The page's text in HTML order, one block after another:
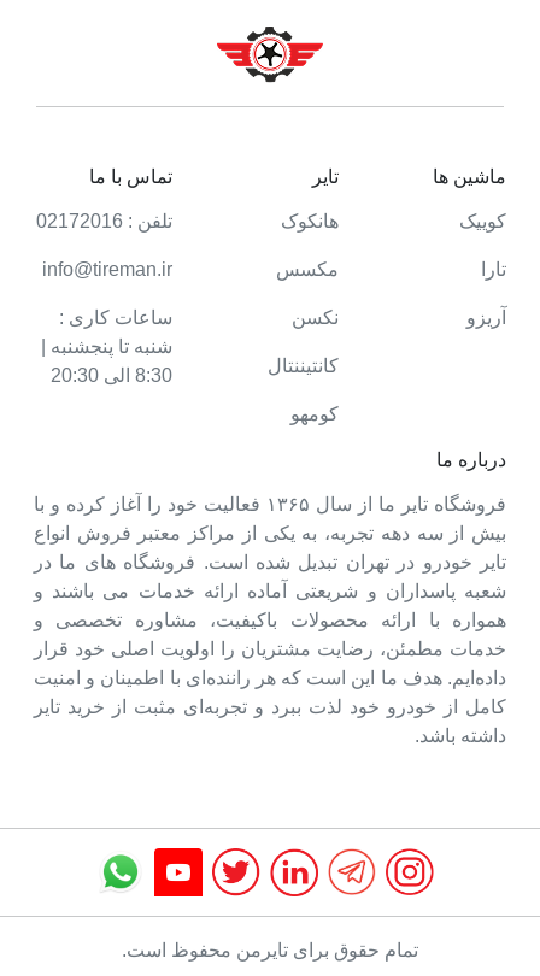
درباره ما
فروشگاه تایر ما از سال ۱۳۶۵ فعالیت خود را آغاز کرده و با
بیش از سه دهه تجربه، به یکی از مراکز معتبر فروش انواع
تایر خودرو در تهران تبدیل شده است. فروشگاه های ما در
شعبه پاسداران و شریعتی آماده ارائه خدمات می باشند و
همواره با ارائه محصولات باکیفیت، مشاوره تخصصی و
خدمات مطمئن، رضایت مشتریان را اولویت اصلی خود قرار
داده‌ایم. هدف ما این است که هر راننده‌ای با اطمینان و امنیت
کامل از خودرو خود لذت ببرد و تجربه‌ای مثبت از خرید تایر
داشته باشد.
ماشین ها
کوییک
تارا
آریزو
تایر
هانکوک
مکسس
نکسن
کانتیننتال
کومهو
تماس با ما
تلفن : 02172016
info@tireman.ir
ساعات کاری :
شنبه تا پنجشنبه |
8:30 الی 20:30
تمام حقوق برای تایرمن محفوظ است.